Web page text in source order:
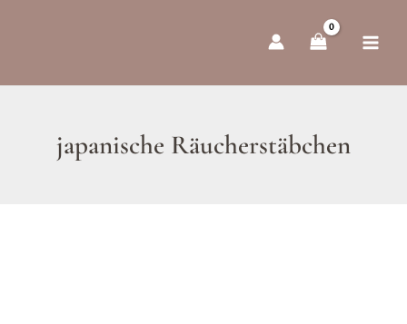
japanische Räucherstäbchen